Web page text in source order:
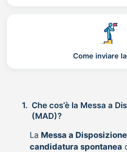
Come inviare
1. Che cos’è la Messa a Disposizione
(MAD)?
La Messa a
candidatura spontanea